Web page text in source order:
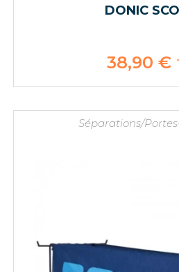
DONIC
38,90 €
Séparations/